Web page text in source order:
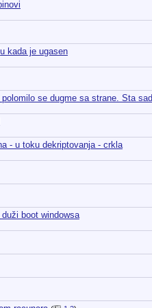
kada je ugasen
se dugme sa strane. Sta
- u toku dekriptovanja - crkla
boot windowsa